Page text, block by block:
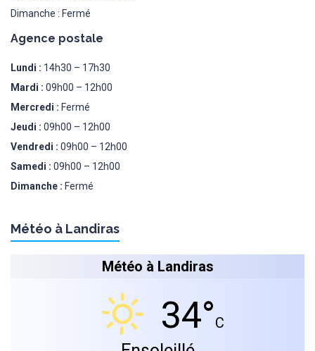
Dimanche : Fermé
Agence postale
Lundi : 14h30 – 17h30
Mardi : 09h00 – 12h00
Mercredi : Fermé
Jeudi : 09h00 – 12h00
Vendredi : 09h00 – 12h00
Samedi : 09h00 – 12h00
Dimanche : Fermé
Météo à Landiras
Météo à Landiras
34°C